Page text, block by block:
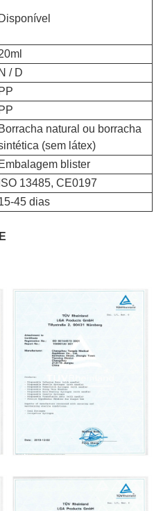
Disponível
N / D
PP
PP
Borracha natural ou borracha
(sem látex)
Embalagem blister
ISO 13485, CE0197
45 dias